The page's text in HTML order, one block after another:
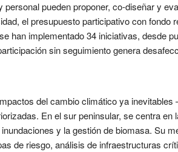
pueden proponer, co-diseñar y
el presupuesto participativo con fondo
han implementado 34 iniciativas, desde
sin seguimiento genera
del cambio climático ya
En el sur peninsular, se centra en
y la gestión de biomasa. Su
de riesgo, análisis de infraestructuras